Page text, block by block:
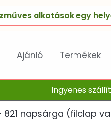
alkotások egy
Ajánló Termékek
Ingyenes
821 napsárga (filclap